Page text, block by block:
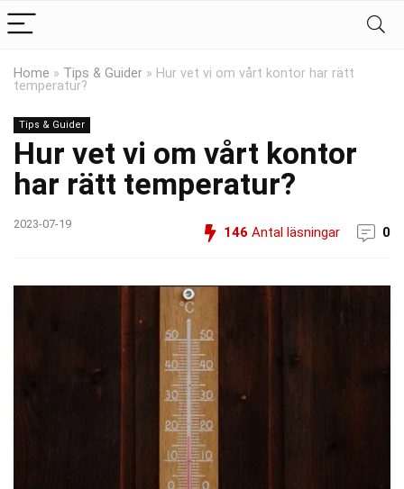
Home » Tips & Guider » Hur vet vi om vårt kontor har rätt
temperatur?
Tips & Guider
Hur vet vi om vårt kontor
har rätt temperatur?
2023-07-19
146 Antal läsningar 0